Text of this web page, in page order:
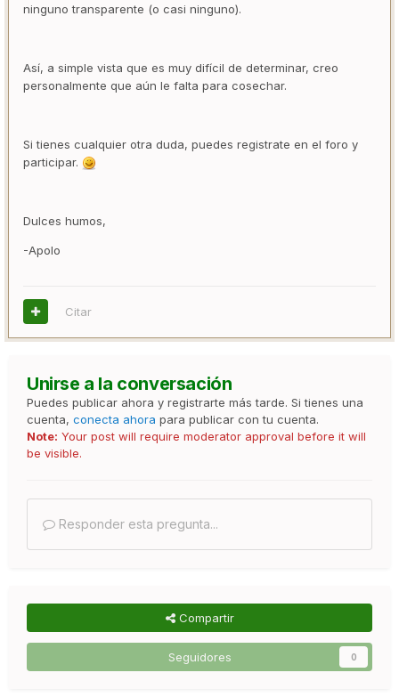
ninguno transparente (o casi ninguno).
Así, a simple vista que es muy difícil de determinar, creo
personalmente que aún le falta para cosechar.
Si tienes cualquier otra duda, puedes registrate en el foro y
participar.
Dulces humos,
-Apolo
Citar
Unirse a la conversación
Puedes publicar ahora y registrarte más tarde. Si tienes una
cuenta, conecta ahora para publicar con tu cuenta.
Note: Your post will require moderator approval before it will
be visible.
Responder esta pregunta...
Compartir
Seguidores 0